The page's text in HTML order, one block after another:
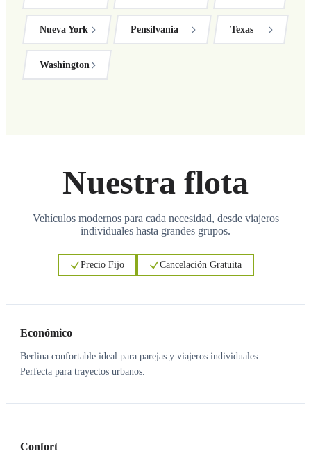
Nueva York Pensilvania Texas
Washington
Nuestra flota
Vehículos modernos para cada necesidad, desde viajeros
individuales hasta grandes grupos.
Precio Fijo Cancelación Gratuita
Económico
Berlina confortable ideal para parejas y viajeros individuales.
Perfecta para trayectos urbanos.
3 3
Confort